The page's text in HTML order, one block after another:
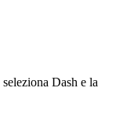
Dash e la